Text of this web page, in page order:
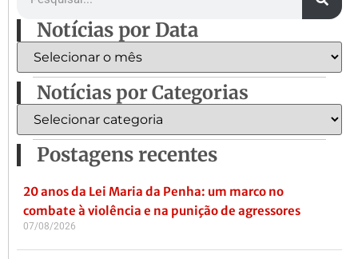
Notícias por Data
Notícias por Categorias
Postagens recentes
20 anos da Lei Maria da Penha: um marco no
combate à violência e na punição de agressores
07/08/2026